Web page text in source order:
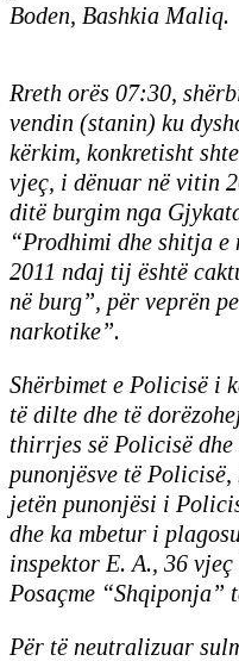
Boden, Bashkia Maliq.
Rreth orës 07:30,
vendin (stanin) ku
kërkim, konkretisht
vjeç, i dënuar në vitin
ditë burgim nga
“Prodhimi dhe shitja
2011 ndaj tij është
në burg”, për veprën
narkotike”.
Shërbimet e Policisë i
të dilte dhe të
thirrjes së Policisë
punonjësve të
jetën punonjësi i
dhe ka mbetur i
inspektor E. A., 36
Posaçme “Shqiponja”
Për të neutralizuar